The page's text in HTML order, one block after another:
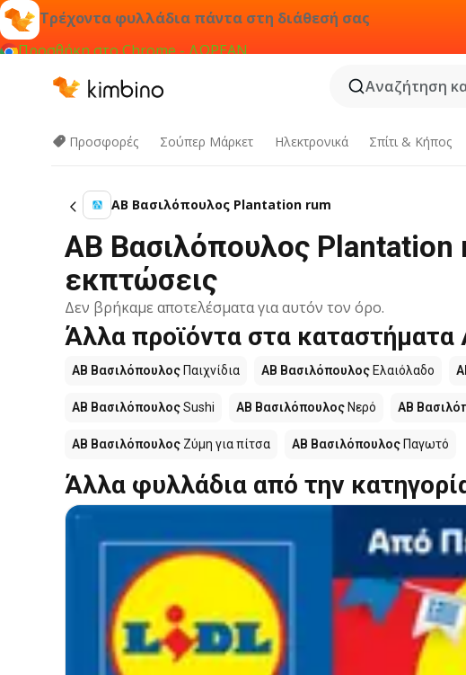
Τρέχοντα φυλλάδια πάντα στη διάθεσή σας
Προσθήκη στο Chrome - ΔΩΡΕΑΝ
Αναζήτηση
Προσφορές Σούπερ Μάρκετ Hλεκτρονικά Σπίτι & Κήπος
ΑΒ Βασιλόπουλος Plantation rum
ΑΒ Βασιλόπουλος
εκπτώσεις
Δεν βρήκαμε αποτελέσματα για αυτόν τον όρο.
Άλλα προϊόντα στα
ΑΒ Βασιλόπουλος Παιχνίδια ΑΒ Βασιλόπουλος Ελαιόλαδο
ΑΒ ΒασιλόπουλοςSushi ΑΒ Βασιλόπουλος Νερό ΑΒ
ΑΒ Βασιλόπουλος Ζύμη για πίτσα ΑΒ Βασιλόπουλος Παγωτό
Άλλα φυλλάδια από την